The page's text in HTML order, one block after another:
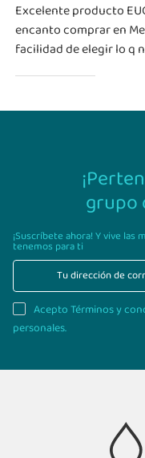
Excelente producto
encanto comprar en
facilidad de elegir lo q
grupo
¡Suscríbete ahora! Y vive las
tenemos para ti
Acepto Términos y
personales.